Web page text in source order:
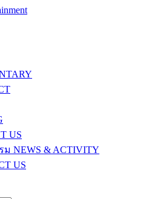
US
ม NEWS & ACTIVITY
US